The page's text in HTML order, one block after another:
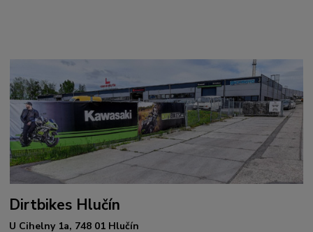
Dirtbikes Hlučín
U Cihelny 1a, 748 01 Hlučín